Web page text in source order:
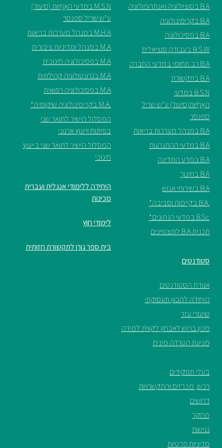
B.A בסוציולוגיה ואנתרופולוגיה
B.A בקרימינולוגיה
B.A בפסיכולוגיה
B.S.W בעבודה סוציאלית
B.A רב תחומי במדעי החברה
B.A בתקשורת
B.S.N במדעי
האֲחָיוּת(סיעוד) ע"ש שריל
ספנסר
B.A במנהל מערכות בריאות
B.A במדעי ההתנהגות
B.A במדע המדינה
B.A בחינוך
B.A בשירותי אנוש
.B.A בקיימות וסביבה*
B.Sc במדעי הנתונים*
תכנית B.A למצטיינים
M.S.N במדעי האֲחָיוּת (סיעוד)
ע"ש שריל ספנסר
M.H.A במנהל מערכות בריאות
M.A במנהל ומדיניות ציבורית
M.A בפסיכולוגיה חינוכית
M.A בגרונטולוגיה קהילתית
M.A בפסיכולוגיה רפואית
.M.A בקרימינולוגיה שיקומית*
המסלול הישיר לתואר שני
בפיתוח וייעוץ ארגוני
המסלול הישיר לתואר שני בייעוץ
חינוכי
היחידה ללימודי אנגלית ועברית
מכינות
לימודי חוץ
בית ספר גורן לתקשורת חזותית
סטודנטים
אגודת הסטודנטים
היחידה להכוון תעסוקתי
שיעורי עזר
מכון ברוש לאבחון לקווית למידה
מניעת הטרדה מינית
בעלי תפקידים
רכש, מכרזים והתקשרויות
דרושים
מחקר
נגישות
מדיניות פרטיות